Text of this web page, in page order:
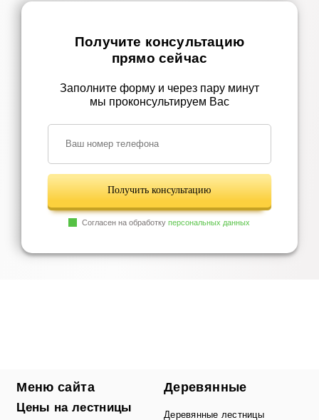
Получите консультацию
прямо сейчас
Заполните форму и через пару минут
мы проконсультируем Вас
Получить консультацию
Согласен на обработкуперсональных данных
Меню сайта
Цены на лестницы
Деревянные
Деревянные лестницы